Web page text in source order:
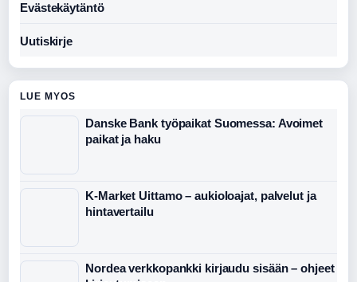
Evästekäytäntö
Uutiskirje
LUE MYOS
Danske Bank työpaikat Suomessa: Avoimet
paikat ja haku
K-Market Uittamo – aukioloajat, palvelut ja
hintavertailu
Nordea verkkopankki kirjaudu sisään – ohjeet